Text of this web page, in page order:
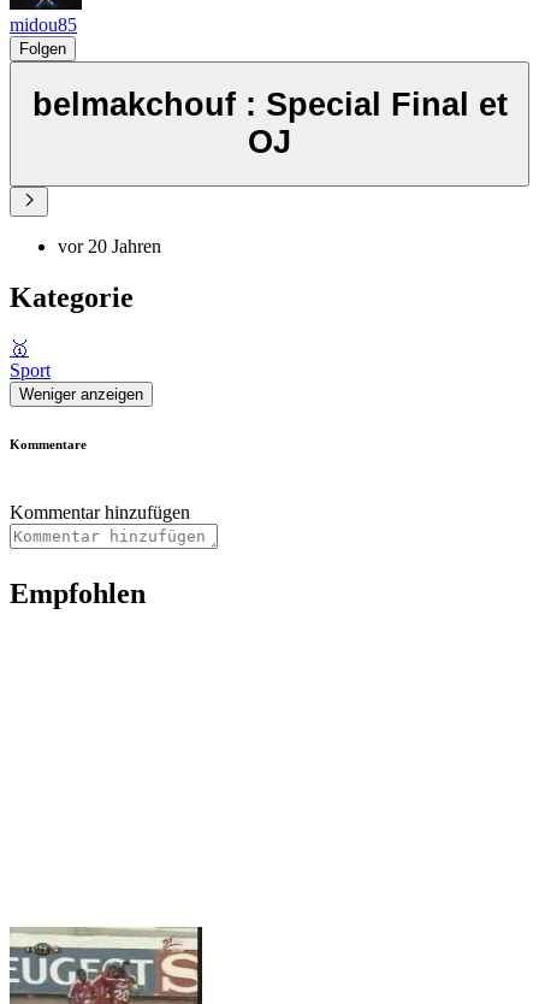
midou85
Folgen
belmakchouf : Special Final et
OJ
vor 20 Jahren
Kategorie
🥇
Sport
Weniger anzeigen
Kommentare
Kommentar hinzufügen
Empfohlen